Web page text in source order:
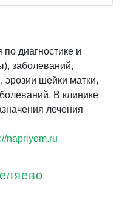
диагностике и
заболеваний,
шейки матки,
В клинике
лечения
napriyom.ru